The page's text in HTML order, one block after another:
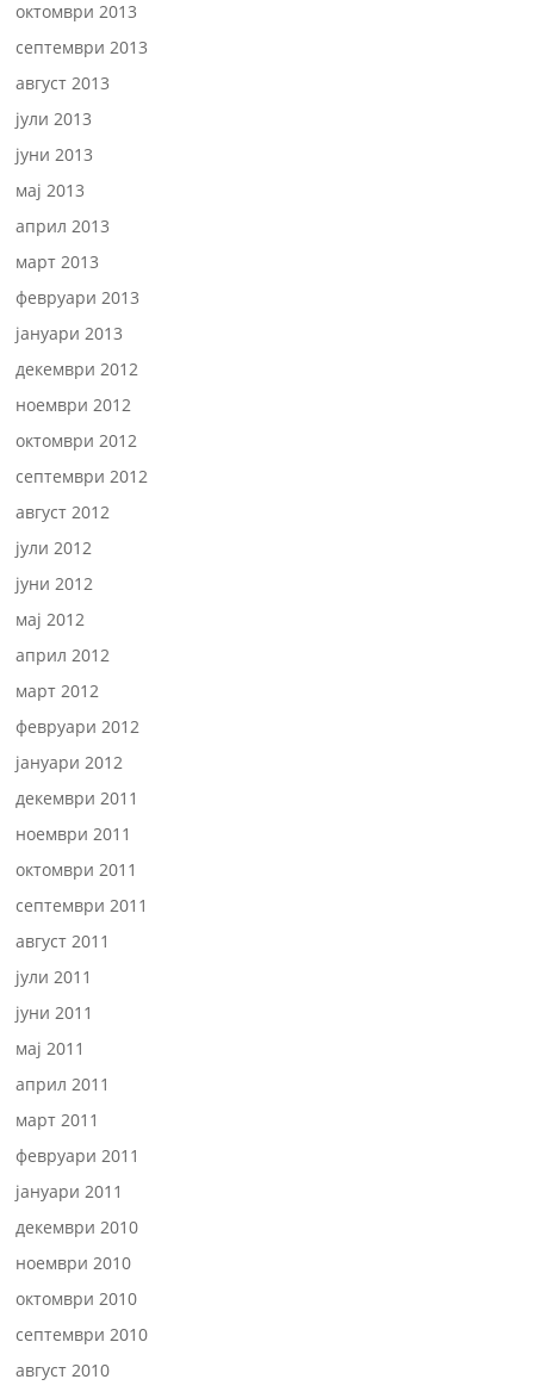
октомври 2013
септември 2013
август 2013
јули 2013
јуни 2013
мај 2013
април 2013
март 2013
февруари 2013
јануари 2013
декември 2012
ноември 2012
октомври 2012
септември 2012
август 2012
јули 2012
јуни 2012
мај 2012
април 2012
март 2012
февруари 2012
јануари 2012
декември 2011
ноември 2011
октомври 2011
септември 2011
август 2011
јули 2011
јуни 2011
мај 2011
април 2011
март 2011
февруари 2011
јануари 2011
декември 2010
ноември 2010
октомври 2010
септември 2010
август 2010